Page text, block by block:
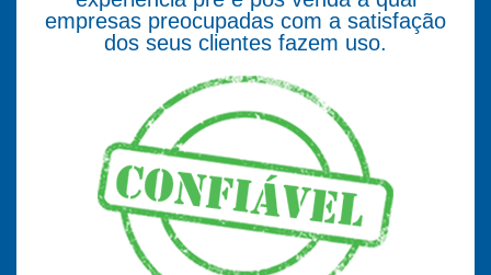
empresas preocupadas com a satisfação
dos seus clientes fazem uso.